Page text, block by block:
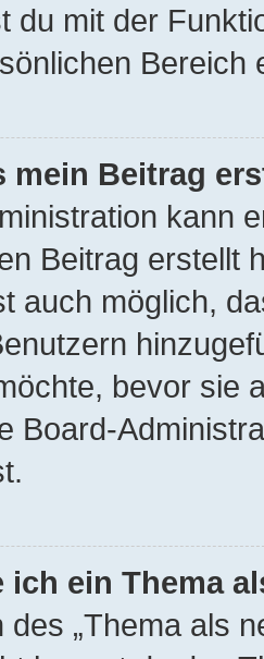
du mit der
Bereich
mein Beitrag
kann
Beitrag erstellt
auch möglich,
bevor sie
Board-
ich ein Thema
des „Thema als